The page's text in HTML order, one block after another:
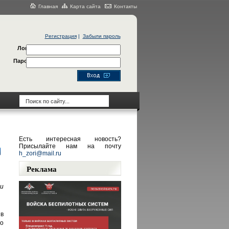
Главная Карта сайта Контакты
Регистрация| Забыли пароль
Логин
Пароль
Есть интересная новость?
Присылайте нам на почту
h_zori@mail.ru
Реклама